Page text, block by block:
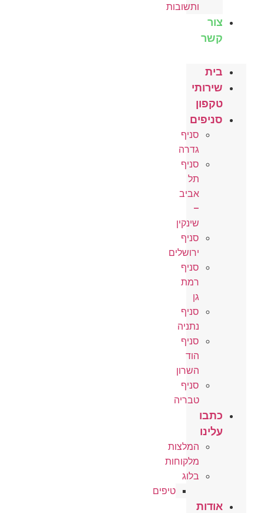
ותשובות
צור
קשר
בית
שירותי
טקפון
סניפים
סניף
גדרה
סניף
תל
אביב
–
שינקין
סניף
ירושלים
סניף
רמת
גן
סניף
נתניה
סניף
הוד
השרון
סניף
טבריה
כתבו
עלינו
המלצות
מלקוחות
בלוג
טיפים
אודות